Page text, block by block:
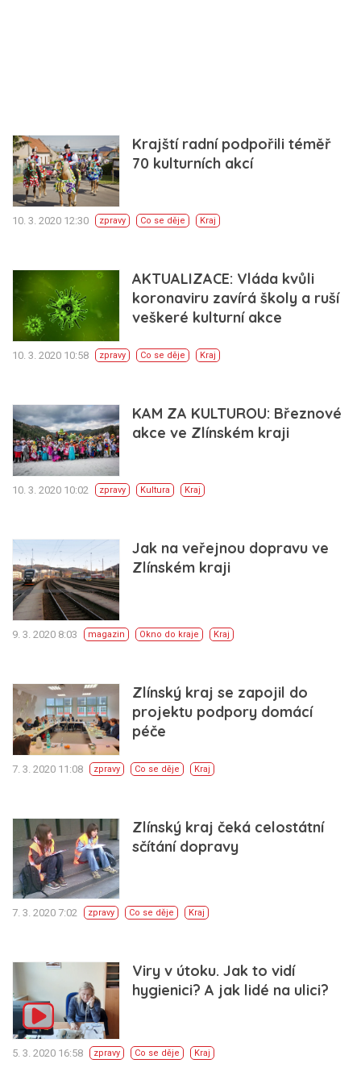
Krajští radní podpořili téměř
70 kulturních akcí
10. 3. 2020 12:30 zpravy Co se děje Kraj
AKTUALIZACE: Vláda kvůli
koronaviru zavírá školy a ruší
veškeré kulturní akce
10. 3. 2020 10:58 zpravy Co se děje Kraj
KAM ZA KULTUROU: Březnové
akce ve Zlínském kraji
10. 3. 2020 10:02 zpravy Kultura Kraj
Jak na veřejnou dopravu ve
Zlínském kraji
9. 3. 2020 8:03 magazin Okno do kraje Kraj
Zlínský kraj se zapojil do
projektu podpory domácí
péče
7. 3. 2020 11:08 zpravy Co se děje Kraj
Zlínský kraj čeká celostátní
sčítání dopravy
7. 3. 2020 7:02 zpravy Co se děje Kraj
Viry v útoku. Jak to vidí
hygienici? A jak lidé na ulici?
5. 3. 2020 16:58 zpravy Co se děje Kraj